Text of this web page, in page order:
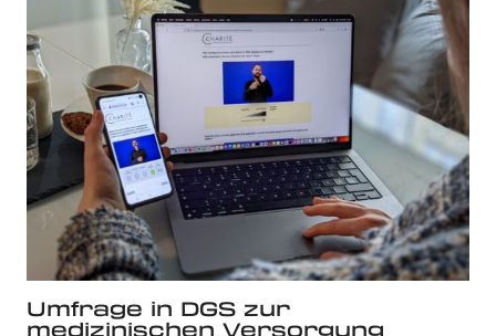
Umfrage in DGS zur
medizinischen Versorgung